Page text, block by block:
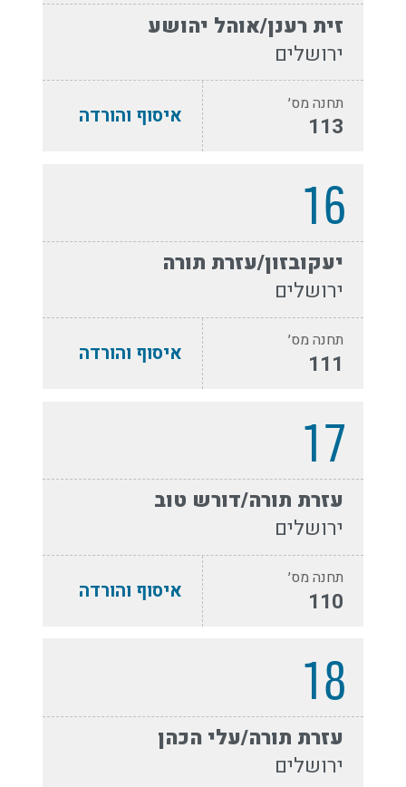
זית רענן/אוהל יהושע
ירושלים
תחנה מס׳
113 איסוף והורדה
16
יעקובזון/עזרת תורה
ירושלים
תחנה מס׳
111 איסוף והורדה
17
עזרת תורה/דורש טוב
ירושלים
תחנה מס׳
110 איסוף והורדה
18
עזרת תורה/עלי הכהן
ירושלים